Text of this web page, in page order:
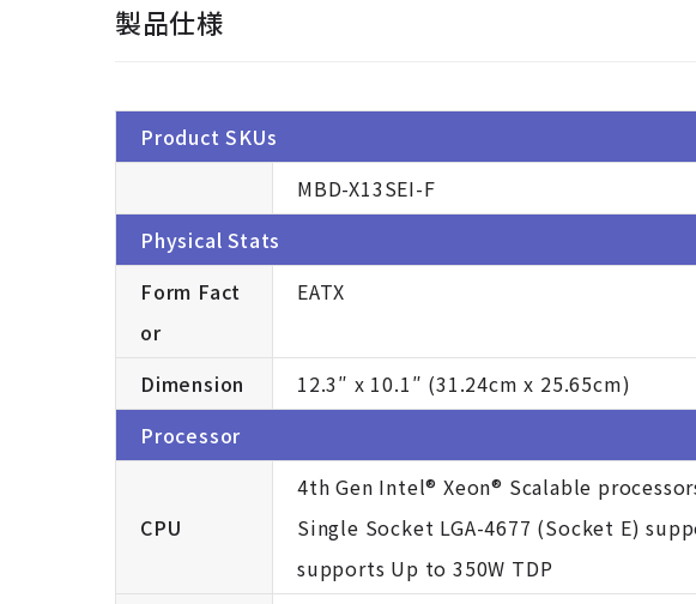
製品仕様
Product SKUs
MBD-X13SEI-F
Physical Stats
Form Fact
or
EATX
Dimension
12.3″ x 10.1″ (31.24cm x 25.65cm)
Processor
CPU
4th Gen Intel® Xeon® Scalable
Single Socket LGA-4677 (Socket E)
supports Up to 350W TDP